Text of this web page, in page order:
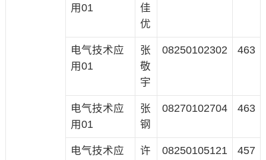
用01
佳
优
电气技术应
用01
张
敬
宇
08250102302 463
电气技术应
用01
张
钢
08270102704 463
电气技术应
许
08250105121 457